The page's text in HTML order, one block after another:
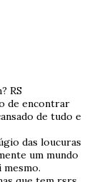
RS
de encontrar
de tudo e
das loucuras
um mundo